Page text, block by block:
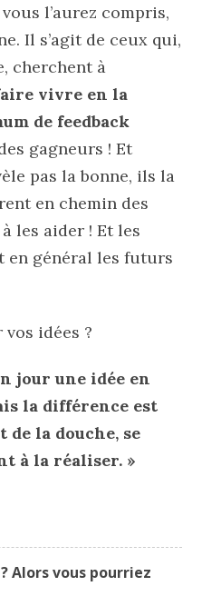
l’aurez compris,
Il s’agit de ceux qui,
cherchent à
vivre en la
de feedback
gagneurs ! Et
pas la bonne, ils la
en chemin des
les aider ! Et les
en général les futurs
idées ?
jour une idée en
la différence est
la douche, se
à la réaliser. »
Alors vous pourriez